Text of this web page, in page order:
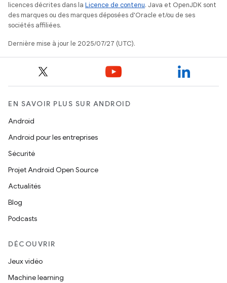
licences décrites dans la Licence de contenu. Java et OpenJDK sont
des marques ou des marques déposées d'Oracle et/ou de ses
sociétés affiliées.
Dernière mise à jour le 2025/07/27 (UTC).
EN SAVOIR PLUS SUR ANDROID
Android
Android pour les entreprises
Sécurité
Projet Android Open Source
Actualités
Blog
Podcasts
DÉCOUVRIR
Jeux vidéo
Machine learning